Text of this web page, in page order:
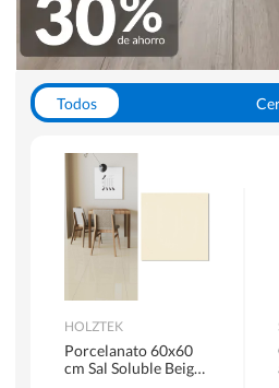
Todos
WC y Sanitarios
Pinturas
HOLZTEK
Porcelanato 60x60
cm Sal Soluble Beige